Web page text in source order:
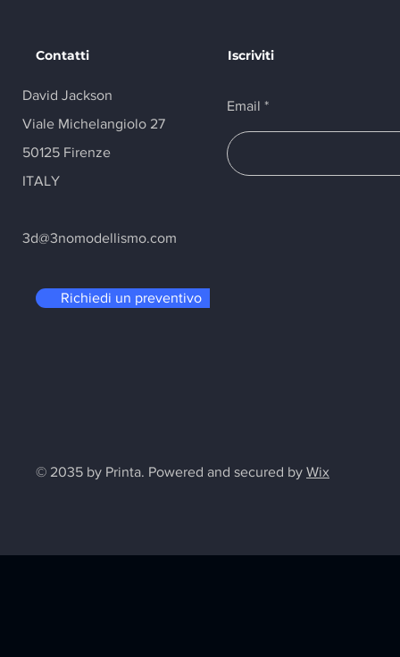
Contatti
David Jackson
Viale Michelangiolo 27
50125 Firenze
ITALY
3d@3nomodellismo.com
Richiedi un preventivo
Iscriviti
Email
© 2035 by Printa. Powered and secured by Wix